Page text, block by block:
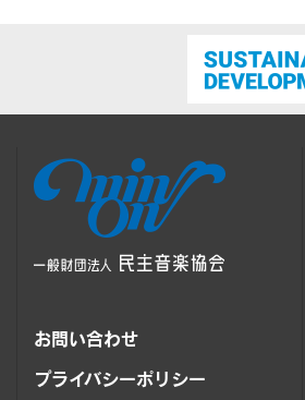
お問い合わせ
プライバシーポリシー